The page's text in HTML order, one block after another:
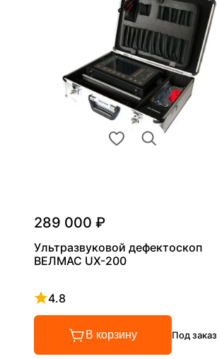
289 000 ₽
Ультразвуковой дефектоскоп
ВЕЛМАС UX-200
4.8
Рейтинг 4.8 из 5
В корзину Под заказ